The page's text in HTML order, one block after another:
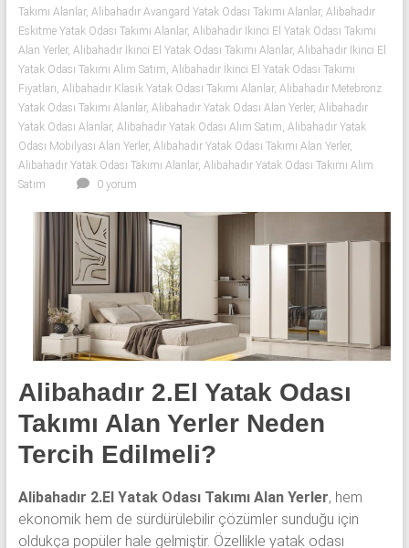
Yatak
odası
alan
yerler
olarak
2.el
yatak
odası,
Klasik
yatak
Avangard
odası,
Antika
yatak
odası
ve
Metebronz
yatak
odası
alınmaktadır.
Takımı Alanlar, Alibahadır Avangard Yatak Odası Takımı Alanlar, Alibahadır
Eskitme Yatak Odası Takımı Alanlar, Alibahadır İkinci El Yatak Odası Takımı
Alan Yerler, Alibahadır İkinci El Yatak Odası Takımı Alanlar, Alibahadır İkinci El
Yatak Odası Takımı Alım Satım Alibahadır İkinci El Yatak Odası Takımı
Fiyatları Alibahadır Klasik Yatak Odası Takımı Alanlar, Alibahadır Metebronz
Yatak Odası Takımı Alanlar, Alibahadır Yatak Odası Alan Yerler, Alibahadır
Yatak Odası Alanlar, Alibahadır Yatak Odası Alım Satım Alibahadır Yatak
Odası Mobilyası Alan Yerler, Alibahadır Yatak Odası Takımı Alan Yerler,
Alibahadır Yatak Odası Takımı Alanlar, Alibahadır Yatak Odası Takımı Alım
Satım
0 yorum
Alibahadır 2.El Yatak Odası
Takımı Alan Yerler Neden
Tercih Edilmeli?
Alibahadır 2.El Yatak Odası Takımı Alan Yerler, hem
ekonomik hem de sürdürülebilir çözümler sunduğu için
oldukça popüler hale gelmiştir. Özellikle yatak odası